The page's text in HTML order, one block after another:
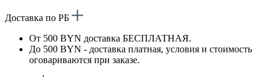
Доставка по РБ
От 500 BYN доставка БЕСПЛАТНАЯ.
До 500 BYN - доставка платная, условия и стоимость
оговариваются при заказе.